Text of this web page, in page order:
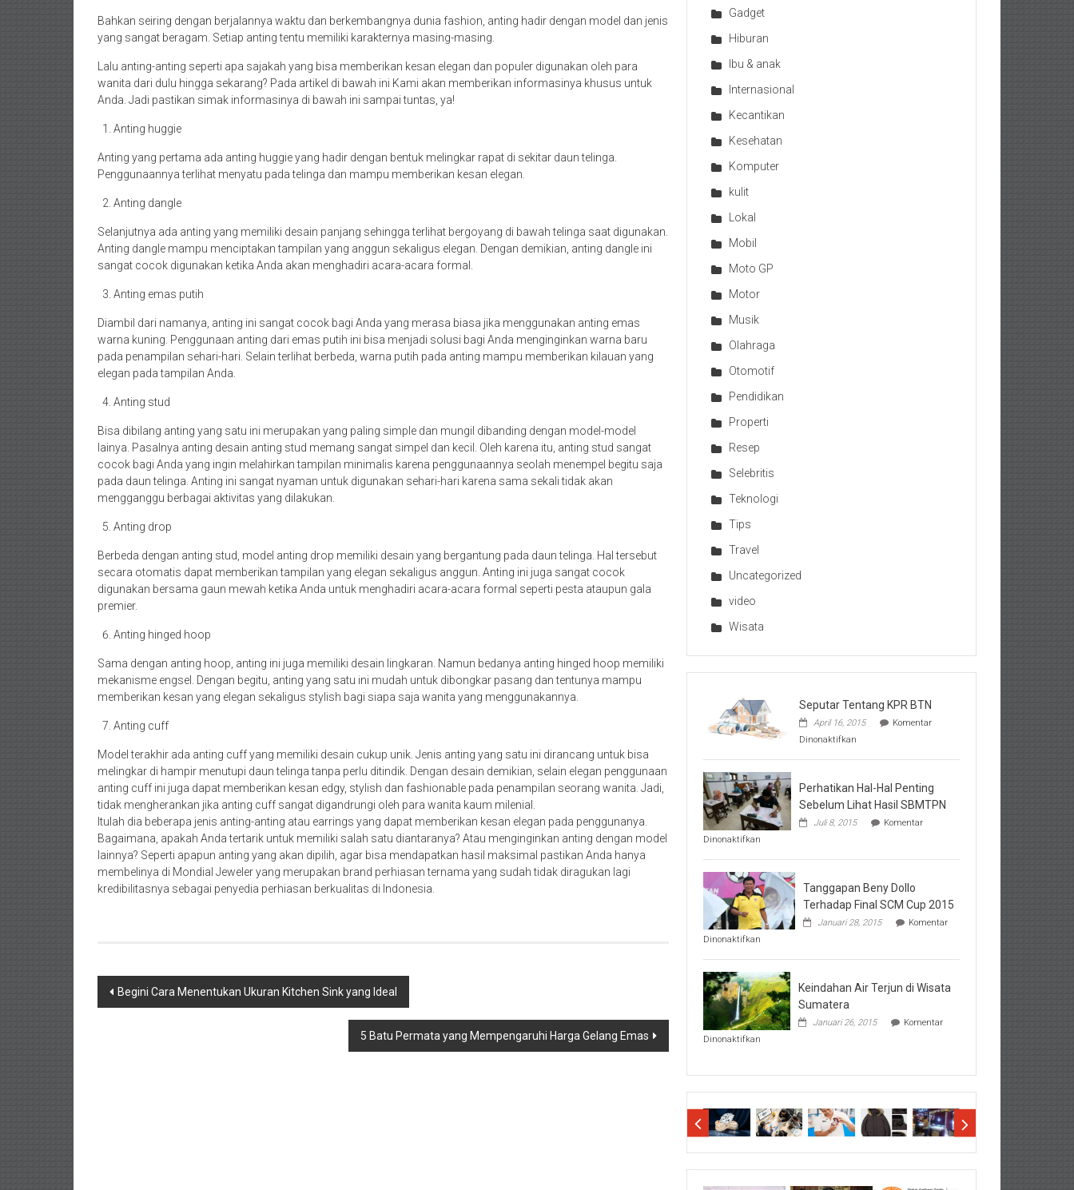
Bahkan seiring dengan berjalannya waktu dan berkembangnya dunia fashion, anting hadir dengan model dan jenis
yang sangat beragam. Setiap anting tentu memiliki karakternya masing-masing.
Lalu anting-anting seperti apa sajakah yang bisa memberikan kesan elegan dan populer digunakan oleh para
wanita dari dulu hingga sekarang? Pada artikel di bawah ini Kami akan memberikan informasinya khusus untuk
Anda. Jadi pastikan simak informasinya di bawah ini sampai tuntas, ya!
Anting huggie
Anting yang pertama ada anting huggie yang hadir dengan bentuk melingkar rapat di sekitar daun telinga.
Penggunaannya terlihat menyatu pada telinga dan mampu memberikan kesan elegan.
Anting dangle
Selanjutnya ada anting yang memiliki desain panjang sehingga terlihat bergoyang di bawah telinga saat digunakan.
Anting dangle mampu menciptakan tampilan yang anggun sekaligus elegan. Dengan demikian, anting dangle ini
sangat cocok digunakan ketika Anda akan menghadiri acara-acara formal.
Anting emas putih
Diambil dari namanya, anting ini sangat cocok bagi Anda yang merasa biasa jika menggunakan anting emas
warna kuning. Penggunaan anting dari emas putih ini bisa menjadi solusi bagi Anda menginginkan warna baru
pada penampilan sehari-hari. Selain terlihat berbeda, warna putih pada anting mampu memberikan kilauan yang
elegan pada tampilan Anda.
Anting stud
Bisa dibilang anting yang satu ini merupakan yang paling simple dan mungil dibanding dengan model-model
lainya. Pasalnya anting desain anting stud memang sangat simpel dan kecil. Oleh karena itu, anting stud sangat
cocok bagi Anda yang ingin melahirkan tampilan minimalis karena penggunaannya seolah menempel begitu saja
pada daun telinga. Anting ini sangat nyaman untuk digunakan sehari-hari karena sama sekali tidak akan
mengganggu berbagai aktivitas yang dilakukan.
Anting drop
Berbeda dengan anting stud, model anting drop memiliki desain yang bergantung pada daun telinga. Hal tersebut
secara otomatis dapat memberikan tampilan yang elegan sekaligus anggun. Anting ini juga sangat cocok
digunakan bersama gaun mewah ketika Anda untuk menghadiri acara-acara formal seperti pesta ataupun gala
premier.
Anting hinged hoop
Sama dengan anting hoop, anting ini juga memiliki desain lingkaran. Namun bedanya anting hinged hoop memiliki
mekanisme engsel. Dengan begitu, anting yang satu ini mudah untuk dibongkar pasang dan tentunya mampu
memberikan kesan yang elegan sekaligus stylish bagi siapa saja wanita yang menggunakannya.
Anting cuff
Model terakhir ada anting cuff yang memiliki desain cukup unik. Jenis anting yang satu ini dirancang untuk bisa
melingkar di hampir menutupi daun telinga tanpa perlu ditindik. Dengan desain demikian, selain elegan penggunaan
anting cuff ini juga dapat memberikan kesan edgy, stylish dan fashionable pada penampilan seorang wanita. Jadi,
tidak mengherankan jika anting cuff sangat digandrungi oleh para wanita kaum milenial.
Itulah dia beberapa jenis anting-anting atau earrings yang dapat memberikan kesan elegan pada penggunanya.
Bagaimana, apakah Anda tertarik untuk memiliki salah satu diantaranya? Atau menginginkan anting dengan model
lainnya? Seperti apapun anting yang akan dipilih, agar bisa mendapatkan hasil maksimal pastikan Anda hanya
membelinya di Mondial Jeweler yang merupakan brand perhiasan ternama yang sudah tidak diragukan lagi
kredibilitasnya sebagai penyedia perhiasan berkualitas di Indonesia.
Navigasi
Begini Cara Menentukan Ukuran Kitchen Sink yang Ideal
5 Batu Permata yang Mempengaruhi Harga Gelang Emas
Gadget
Hiburan
Ibu & anak
Internasional
Kecantikan
Kesehatan
Komputer
kulit
Lokal
Mobil
Moto GP
Motor
Musik
Olahraga
Otomotif
Pendidikan
Properti
Resep
Selebritis
Teknologi
Tips
Travel
Uncategorized
video
Wisata
Seputar Tentang KPR BTN
April 16, 2015
Komentar
Dinonaktifkan
Tentang
BTN
Perhatikan Hal-Hal Penting
Sebelum Lihat Hasil SBMTPN
Juli 8, 2015
Komentar
Dinonaktifkan
Hal-
Hal
Penting
Sebelum
Lihat
Hasil
Tanggapan Beny Dollo
Terhadap Final SCM Cup 2015
Januari 28, 2015
Komentar
Dinonaktifkan
Beny
Dollo
Terhadap
Final
SCM
Cup
Keindahan Air Terjun di Wisata
Sumatera
Januari 26, 2015
Komentar
Dinonaktifkan
Terjun
Sumatera